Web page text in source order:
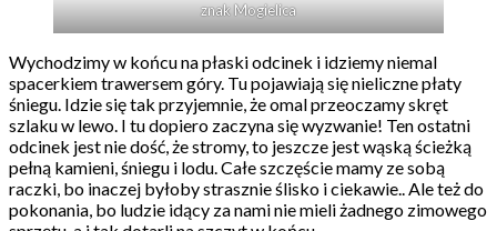
znak Mogielica
Wychodzimy w końcu na płaski odcinek i idziemy niemal
spacerkiem trawersem góry. Tu pojawiają się nieliczne płaty
śniegu. Idzie się tak przyjemnie, że omal przeoczamy skręt
szlaku w lewo. I tu dopiero zaczyna się wyzwanie! Ten ostatni
odcinek jest nie dość, że stromy, to jeszcze jest wąską ścieżką
pełną kamieni, śniegu i lodu. Całe szczęście mamy ze sobą
raczki, bo inaczej byłoby strasznie ślisko i ciekawie.. Ale też do
pokonania, bo ludzie idący za nami nie mieli żadnego zimowego